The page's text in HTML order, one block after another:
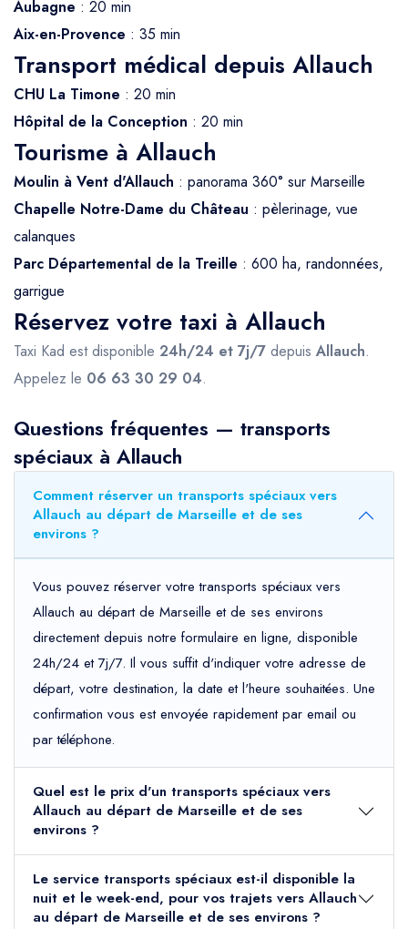
Aubagne : 20 min
Aix-en-Provence : 35 min
Transport médical depuis Allauch
CHU La Timone : 20 min
Hôpital de la Conception : 20 min
Tourisme à Allauch
Moulin à Vent d'Allauch : panorama 360° sur Marseille
Chapelle Notre-Dame du Château : pèlerinage, vue
calanques
Parc Départemental de la Treille : 600 ha, randonnées,
garrigue
Réservez votre taxi à Allauch
Taxi Kad est disponible 24h/24 et 7j/7 depuis Allauch.
Appelez le 06 63 30 29 04.
Questions fréquentes — transports
spéciaux à Allauch
Comment réserver un transports spéciaux vers
Allauch au départ de Marseille et de ses
environs ?
Vous pouvez réserver votre transports spéciaux vers
Allauch au départ de Marseille et de ses environs
directement depuis notre formulaire en ligne, disponible
24h/24 et 7j/7. Il vous suffit d'indiquer votre adresse de
départ, votre destination, la date et l'heure souhaitées. Une
confirmation vous est envoyée rapidement par email ou
par téléphone.
Quel est le prix d'un transports spéciaux vers
Allauch au départ de Marseille et de ses
environs ?
Le service transports spéciaux est-il disponible la
nuit et le week-end, pour vos trajets vers Allauch
au départ de Marseille et de ses environs ?